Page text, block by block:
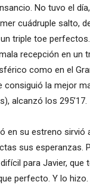
No tuvo el
cuádruple salto,
triple toe
recepción en un
como en el
consiguió la mejor
alcanzó los 295’17.
en su estreno sirvió
sus esperanzas.
para Javier, que
perfecto. Y lo